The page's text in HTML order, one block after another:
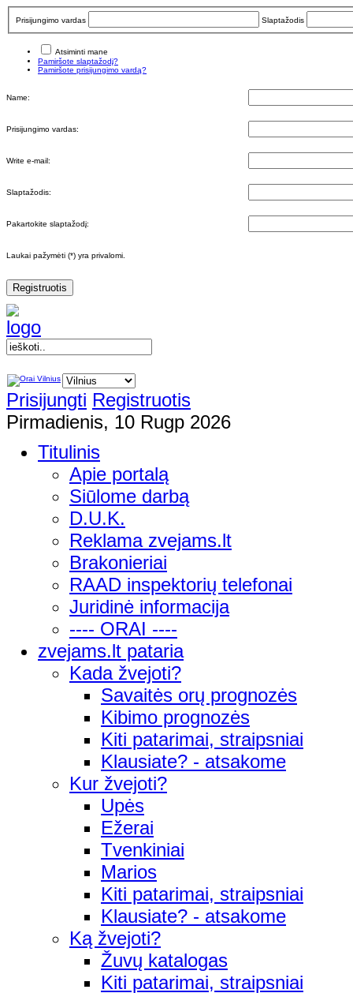
Prisijungimo vardas Slaptažodis
Atsiminti mane
Pamiršote slaptažodį?
Pamiršote prisijungimo vardą?
Name:
Prisijungimo vardas:
Write e-mail:
Slaptažodis:
Pakartokite slaptažodį:
Laukai pažymėti (*) yra privalomi.
Registruotis
Prisijungti Registruotis
Pirmadienis, 10 Rugp 2026
Titulinis
Apie portalą
Siūlome darbą
D.U.K.
Reklama zvejams.lt
Brakonieriai
RAAD inspektorių telefonai
Juridinė informacija
---- ORAI ----
zvejams.lt pataria
Kada žvejoti?
Savaitės orų prognozės
Kibimo prognozės
Kiti patarimai, straipsniai
Klausiate? - atsakome
Kur žvejoti?
Upės
Ežerai
Tvenkiniai
Marios
Kiti patarimai, straipsniai
Klausiate? - atsakome
Ką žvejoti?
Žuvų katalogas
Kiti patarimai, straipsniai